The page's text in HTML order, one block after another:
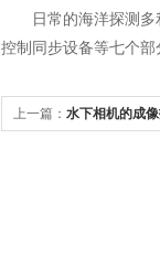
日常的海洋探测多利
控制同步设备等七个部
上一篇： 水下相机的成